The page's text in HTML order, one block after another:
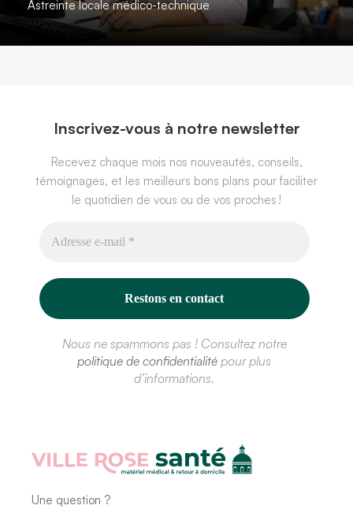
Astreinte locale médico-technique
Inscrivez-vous à notre newsletter
Recevez chaque mois nos nouveautés, conseils,
témoignages, et les meilleurs bons plans pour faciliter
le quotidien de vous ou de vos proches !
Nous ne spammons pas ! Consultez notre
politique de confidentialité pour plus
d’informations.
Une question ?